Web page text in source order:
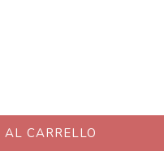
AL CARRELLO